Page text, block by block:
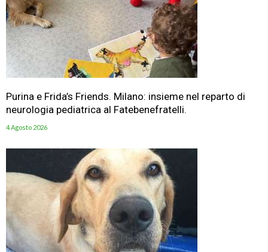
Purina e Frida’s Friends. Milano: insieme nel reparto di
neurologia pediatrica al Fatebenefratelli.
4 Agosto 2026